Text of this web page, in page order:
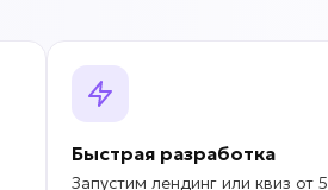
Быстрая разработка
Запустим лендинг или квиз от 5